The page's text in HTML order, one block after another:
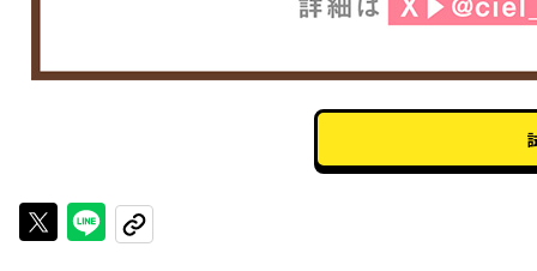
Xで投稿するLINEでシェアする
URLをコピーする